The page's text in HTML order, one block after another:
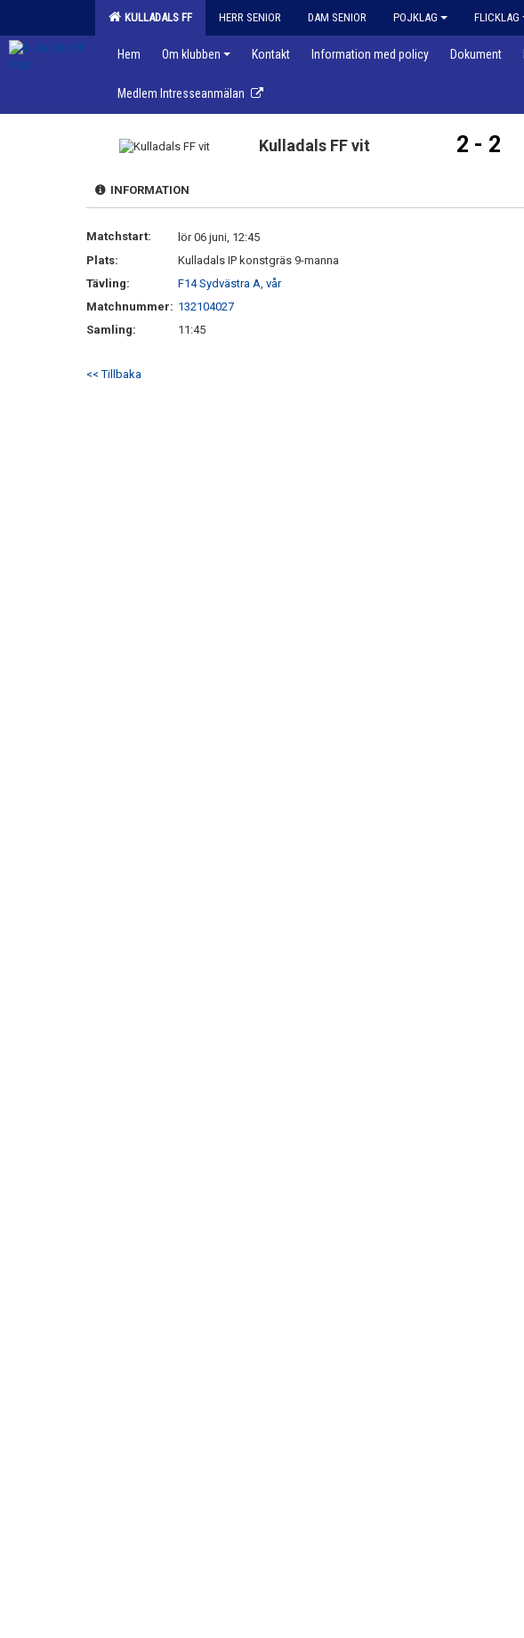
KULLADALS FF HERR SENIOR DAM SENIOR POJKLAG FLICKLAG
Hem Om klubben Kontakt Information med policy Dokument
Medlem Intresseanmälan
Kulladals FF vit 2 - 2
INFORMATION
Matchstart:
lör 06 juni, 12:45
Plats:
Kulladals IP konstgräs 9-manna
Tävling:
F14 Sydvästra A, vår
Matchnummer: 132104027
Samling:
11:45
<< Tillbaka